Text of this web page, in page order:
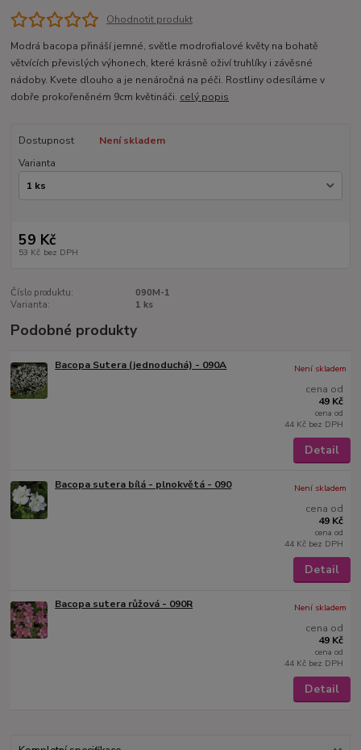
Ohodnotit produkt
Modrá bacopa přináší jemné, světle modrofialové květy na bohatě
větvících převislých výhonech, které krásně oživí truhlíky i závěsné
nádoby. Kvete dlouho a je nenáročná na péči. Rostliny odesíláme v
dobře prokořeněném 9cm květináči. celý popis
Dostupnost
Není skladem
Varianta
59 Kč
53 Kč bez DPH
Číslo produktu:
090M-1
Varianta:
1 ks
Podobné produkty
Bacopa Sutera (jednoduchá) - 090A
cena od
49 Kč
cena od
44 Kč bez DPH
Není skladem
Detail
Bacopa sutera bílá - plnokvětá - 090
cena od
49 Kč
cena od
44 Kč bez DPH
Není skladem
Detail
Bacopa sutera růžová - 090R
cena od
49 Kč
cena od
44 Kč bez DPH
Není skladem
Detail